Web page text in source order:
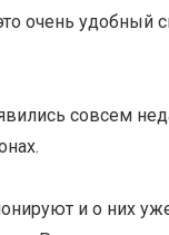
очень удобный
совсем
и о них